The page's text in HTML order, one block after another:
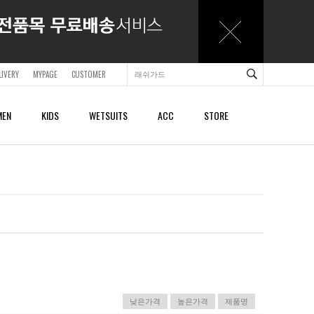
MYPAGE CUSTOMER
BAGS & BACKPACKS
CAPS
BAGS & BACKPACKS
CAPS
KIDS WETSUITS ACC STORE
낮은가격 높은가격 제품명